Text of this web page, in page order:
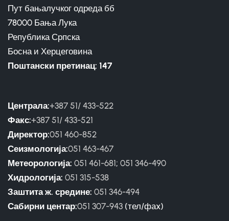
Пут бањалучког одреда бб
78000 Бања Лука
Република Српска
Босна и Херцеговина
Поштански претинац: 147
Централа:+387 51/ 433-522
Факс:+387 51/ 433-521
Директор:051 460-852
Сеизмологија:051 463-467
Метеорологија: 051 461-681; 051 346-490
Хидрологија: 051 315-538
Заштита ж. средине: 051 346-494
Сабирни центар:051 307-943 (тел/фаx)